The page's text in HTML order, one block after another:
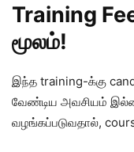
Training
மூலம்!
இந்த training-க்கு
வேண்டிய அவசியம்
வழங்கப்படுவதால்,